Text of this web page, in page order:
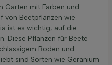
Garten mit Farben und
von Beetpflanzen wie
ist es wichtig, auf die
Diese Pflanzen für Beete
Boden und
sind Sorten wie Geranium